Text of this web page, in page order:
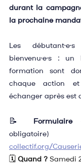
durant la
la prochaine
Les
bienvenu·e·s :
formation sont
chaque action
échanger après est
📝 Formulaire
collectif.org/
🗓️ Quand ? Samedi